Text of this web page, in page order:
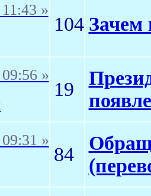
11:43 »
104 Зачем
09:56 »
19
09:31 »
84